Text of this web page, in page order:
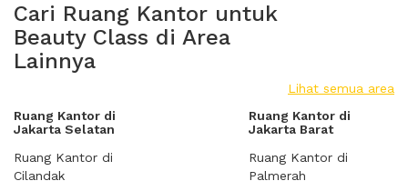
Cari Ruang Kantor untuk
Beauty Class di Area
Lainnya
Lihat semua area
Ruang Kantor di
Jakarta Selatan
Ruang Kantor di
Cilandak
Ruang Kantor di
Jakarta Barat
Ruang Kantor di
Palmerah